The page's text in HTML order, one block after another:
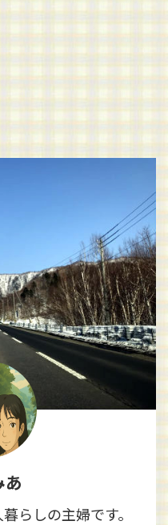
あ
らしの主婦です。